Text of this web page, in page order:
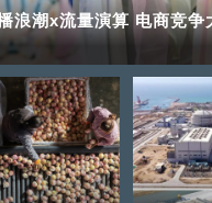
浪潮x流量演算 电商竞争